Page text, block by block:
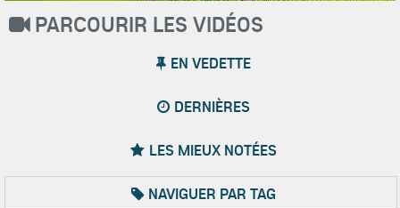
PARCOURIR LES VIDÉOS
EN VEDETTE
DERNIÈRES
LES MIEUX NOTÉES
NAVIGUER PAR TAG